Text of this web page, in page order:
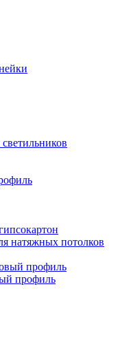
натяжных потолков
профиль